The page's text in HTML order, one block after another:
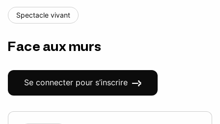
Spectacle vivant
Face aux murs
Se connecter pour s’inscrire